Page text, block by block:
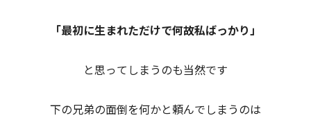
「最初に生まれただけで何故私ばっかり」
と思ってしまうのも当然です
下の兄弟の面倒を何かと頼んでしまうのは